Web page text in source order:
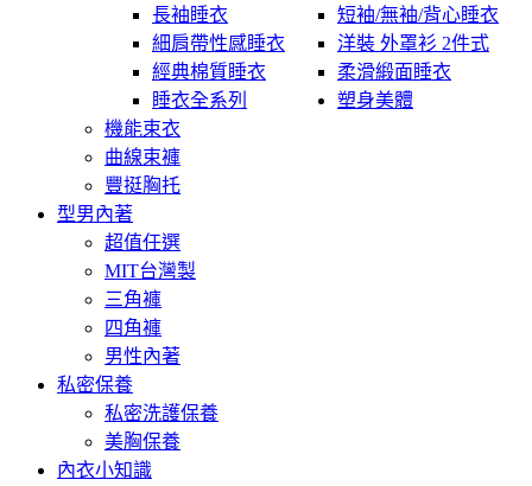
長袖睡衣
短袖/無袖/背心睡衣
細肩帶性感睡衣
洋裝 外罩衫 2件式
經典棉質睡衣
柔滑緞面睡衣
睡衣全系列
塑身美體
機能束衣
曲線束褲
豐挺胸托
型男內著
超值任選
MIT台灣製
三角褲
四角褲
男性內著
私密保養
私密洗護保養
美胸保養
內衣小知識